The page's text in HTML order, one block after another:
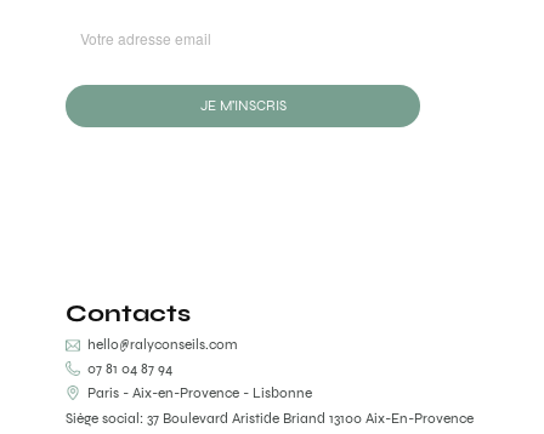
JE M'INSCRIS
Contacts
hello@ralyconseils.com
07 81 04 87 94
Paris - Aix-en-Provence - Lisbonne
Siège social: 37 Boulevard Aristide Briand 13100 Aix-En-Provence